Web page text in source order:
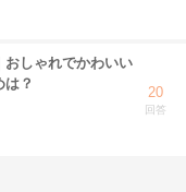
おしゃれでかわいい
？
20
回答